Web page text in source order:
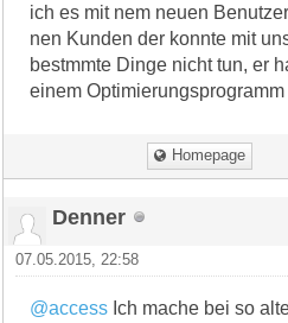
ich es mit nem neuen
nen Kunden der konnte mit
bestmmte Dinge nicht tun, er
einem
Homepage
Denner
07.05.2015, 22:58
@access Ich mache bei so